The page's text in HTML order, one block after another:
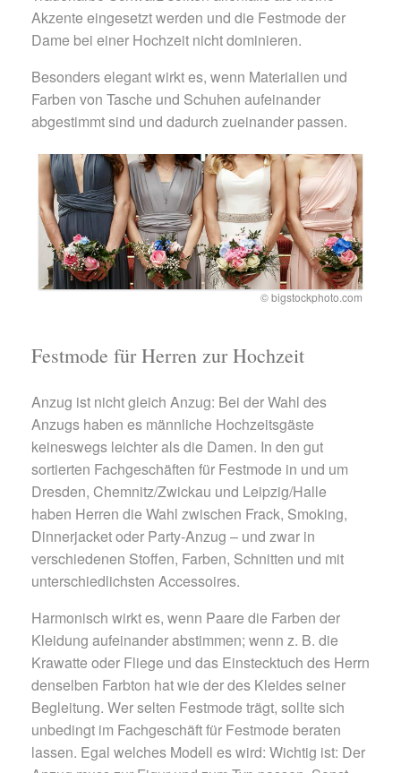
Akzente eingesetzt werden und die Festmode der
Dame bei einer Hochzeit nicht dominieren.
Besonders elegant wirkt es, wenn Materialien und
Farben von Tasche und Schuhen aufeinander
abgestimmt sind und dadurch zueinander passen.
© bigstockphoto.com
Festmode für Herren zur Hochzeit
Anzug ist nicht gleich Anzug: Bei der Wahl des
Anzugs haben es männliche Hochzeitsgäste
keineswegs leichter als die Damen. In den gut
sortierten Fachgeschäften für Festmode in und um
Dresden, Chemnitz/Zwickau und Leipzig/Halle
haben Herren die Wahl zwischen Frack, Smoking,
Dinnerjacket oder Party-Anzug – und zwar in
verschiedenen Stoffen, Farben, Schnitten und mit
unterschiedlichsten Accessoires.
Harmonisch wirkt es, wenn Paare die Farben der
Kleidung aufeinander abstimmen; wenn z. B. die
Krawatte oder Fliege und das Einstecktuch des Herrn
denselben Farbton hat wie der des Kleides seiner
Begleitung. Wer selten Festmode trägt, sollte sich
unbedingt im Fachgeschäft für Festmode beraten
lassen. Egal welches Modell es wird: Wichtig ist: Der